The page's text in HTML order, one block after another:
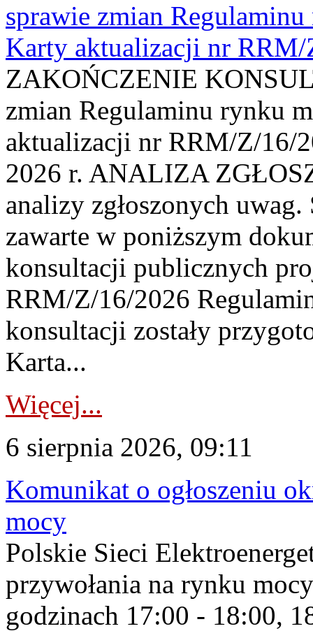
sprawie zmian
Karty aktualizacji nr
ZAKOŃCZENIE
zmian Regulaminu rynku
aktualizacji nr RRM/Z/16/
2026 r. ANALIZA
analizy zgłoszonych
zawarte w poniższym
konsultacji publicznych
RRM/Z/16/2026
konsultacji zostały
Karta...
Więcej...
6 sierpnia 2026, 09:11
Komunikat o ogłoszeniu
mocy
Polskie Sieci
przywołania na rynku
godzinach 17:00 - 18:00,